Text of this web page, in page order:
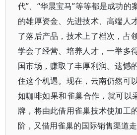
代”、“华晨宝马”等等都是成功的
的雄厚资金、先进技术、高端人
了落后产品，技术上了档次，占
学会了经营、培养人才，一举多
国市场，赚取了丰厚利润。遗憾
住这个机遇。现在，云南仍然可
如咖啡如果和雀巢合作，就可以
牌，将由此借用雀巢技术使加工
阶，又借用雀巢的国际销售渠道走